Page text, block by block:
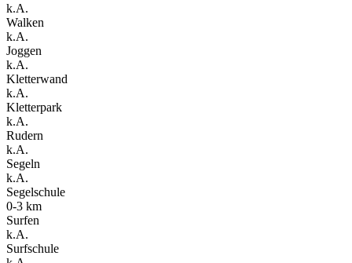
k.A.
Walken
k.A.
Joggen
k.A.
Kletterwand
k.A.
Kletterpark
k.A.
Rudern
k.A.
Segeln
k.A.
Segelschule
0-3 km
Surfen
k.A.
Surfschule